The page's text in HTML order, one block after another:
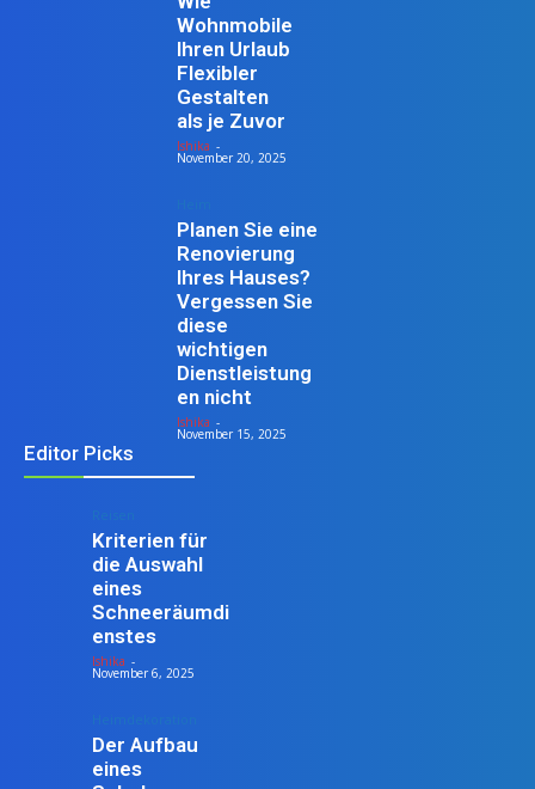
Wohnmobile
Ihren Urlaub
Flexibler
Gestalten
als je Zuvor
Ishika -
November 20, 2025
Planen Sie eine
Renovierung
Ihres Hauses?
Vergessen Sie
diese
wichtigen
Dienstleistung
en nicht
Ishika -
November 15, 2025
Editor Picks
Kriterien für
die Auswahl
eines
Schneeräumdi
enstes
Ishika -
November 6, 2025
Der Aufbau
eines